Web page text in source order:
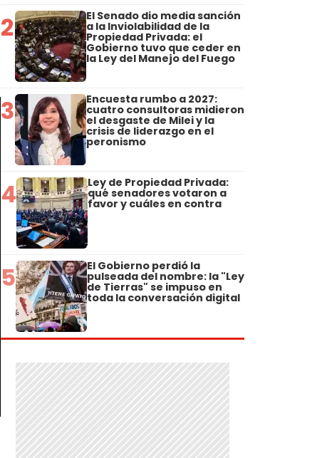
2 El Senado dio media sanción
a la Inviolabilidad de la
Propiedad Privada: el
Gobierno tuvo que ceder en
la Ley del Manejo del Fuego
3 Encuesta rumbo a 2027:
cuatro consultoras midieron
el desgaste de Milei y la
crisis de liderazgo en el
peronismo
4 Ley de Propiedad Privada:
qué senadores votaron a
favor y cuáles en contra
5 El Gobierno perdió la
pulseada del nombre: la "Ley
de Tierras" se impuso en
toda la conversación digital